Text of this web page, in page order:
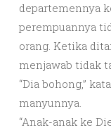
departemennya
perempuannya
orang. Ketika
menjawab tidak
“Dia bohong,”
manyunnya.
“Anak-anak ke